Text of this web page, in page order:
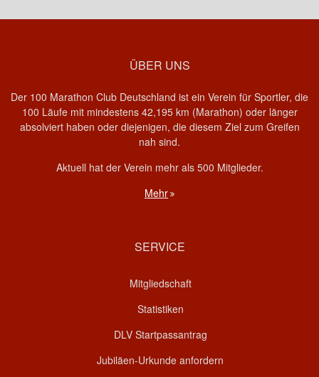
ÜBER UNS
Der 100 Marathon Club Deutschland ist ein Verein für Sportler, die
100 Läufe mit mindestens 42,195 km (Marathon) oder länger
absolviert haben oder diejenigen, die diesem Ziel zum Greifen
nah sind.
Aktuell hat der Verein mehr als 500 Mitglieder.
Mehr
SERVICE
Mitgliedschaft
Statistiken
DLV Startpassantrag
Jubiläen-Urkunde anfordern